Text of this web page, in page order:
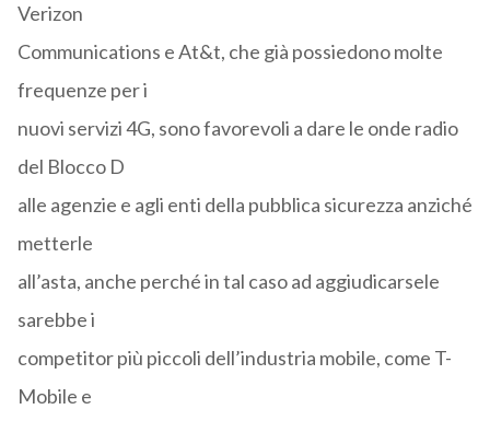
Verizon
Communications e At&t, che già possiedono molte
frequenze per i
nuovi servizi 4G, sono favorevoli a dare le onde radio
del Blocco D
alle agenzie e agli enti della pubblica sicurezza anziché
metterle
all’asta, anche perché in tal caso ad aggiudicarsele
sarebbe i
competitor più piccoli dell’industria mobile, come T-
Mobile e